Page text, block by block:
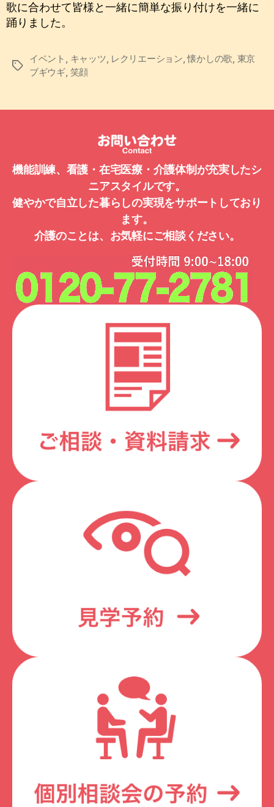
歌に合わせて皆様と一緒に簡単な振り付けを一緒に
踊りました。
タ
イベント キャッツ レクリエーション ,懐かしの歌 東京
ブギウギ 笑顔
機能訓練、看護・在宅医療・介護体制が充実したシ
ニアスタイルです。
健やかで自立した暮らしの実現をサポートしており
ます。
介護のことは、お気軽にご相談ください。